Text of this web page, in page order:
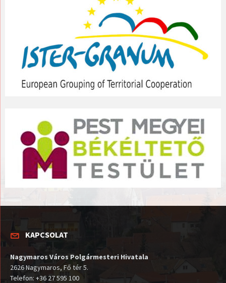
KAPCSOLAT
Nagymaros Város Polgármesteri Hivatala
2626 Nagymaros, Fő tér 5.
Telefon: +36 27 595 100